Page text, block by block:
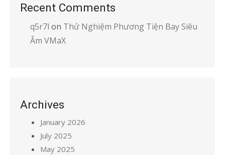
Recent Comments
q5r7l on Thử Nghiệm Phương Tiện Bay Siêu
Âm VMaX
Archives
January 2026
July 2025
May 2025